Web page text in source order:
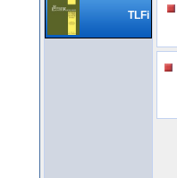
TLFi